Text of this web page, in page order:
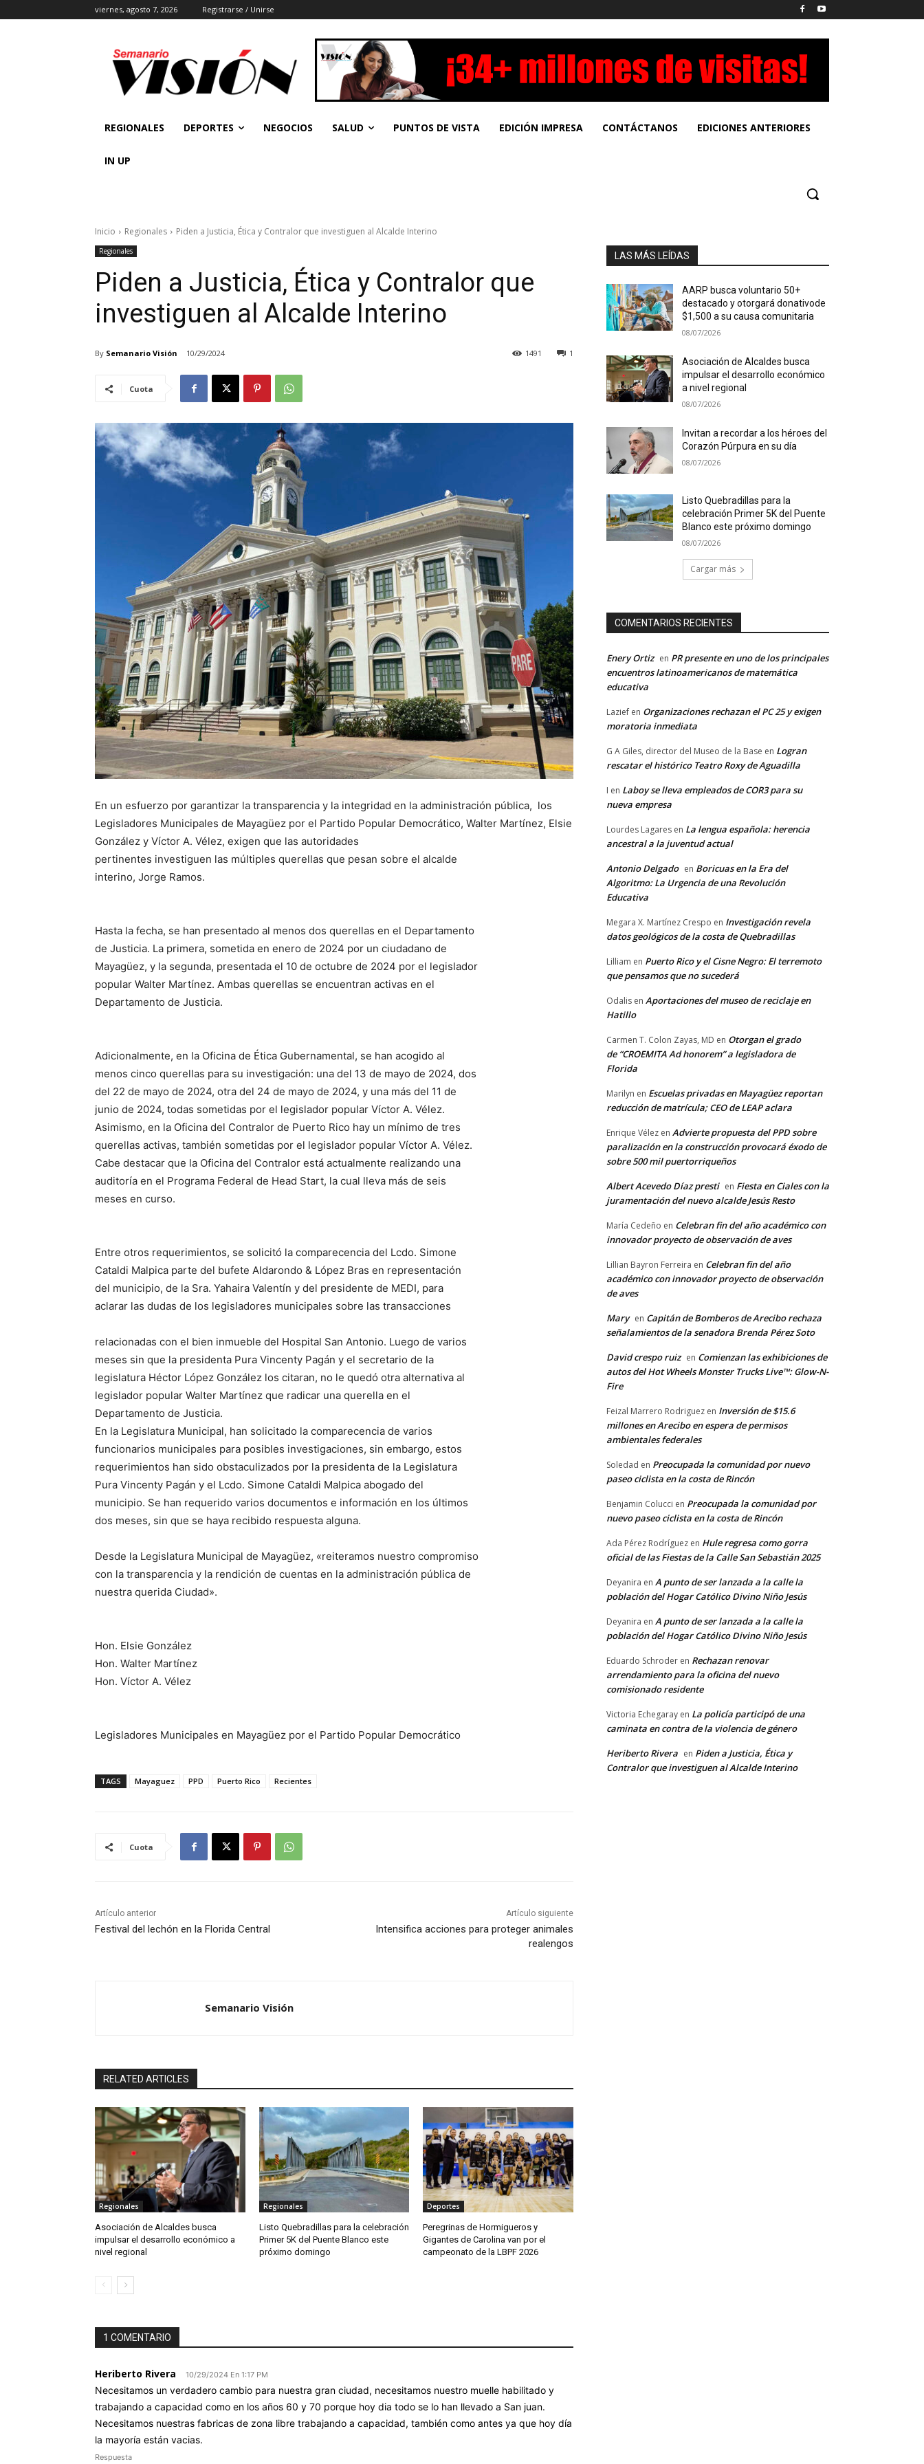
viernes, agosto 7, 2026 Registrarse / Unirse
REGIONALES DEPORTES NEGOCIOS SALUD PUNTOS DE VISTA EDICIÓN IMPRESA CONTÁCTANOS EDICIONES ANTERIORES
IN UP
Inicio Regionales Piden a Justicia, Ética y Contralor que investiguen al Alcalde Interino
Regionales
Piden a Justicia, Ética y Contralor que
investiguen al Alcalde Interino
By Semanario Visión 10/29/2024 1
1491
Cuota
En un esfuerzo por garantizar la transparencia y la integridad en la administración pública, los
Legisladores Municipales de Mayagüez por el Partido Popular Democrático, Walter Martínez, Elsie
González y Víctor A. Vélez, exigen que las autoridades
pertinentes investiguen las múltiples querellas que pesan sobre el alcalde
interino, Jorge Ramos.
Hasta la fecha, se han presentado al menos dos querellas en el Departamento
de Justicia. La primera, sometida en enero de 2024 por un ciudadano de
Mayagüez, y la segunda, presentada el 10 de octubre de 2024 por el legislador
popular Walter Martínez. Ambas querellas se encuentran activas en el
Departamento de Justicia.
Adicionalmente, en la Oficina de Ética Gubernamental, se han acogido al
menos cinco querellas para su investigación: una del 13 de mayo de 2024, dos
del 22 de mayo de 2024, otra del 24 de mayo de 2024, y una más del 11 de
junio de 2024, todas sometidas por el legislador popular Víctor A. Vélez.
Asimismo, en la Oficina del Contralor de Puerto Rico hay un mínimo de tres
querellas activas, también sometidas por el legislador popular Víctor A. Vélez.
Cabe destacar que la Oficina del Contralor está actualmente realizando una
auditoría en el Programa Federal de Head Start, la cual lleva más de seis
meses en curso.
Entre otros requerimientos, se solicitó la comparecencia del Lcdo. Simone
Cataldi Malpica parte del bufete Aldarondo & López Bras en representación
del municipio, de la Sra. Yahaira Valentín y del presidente de MEDI, para
aclarar las dudas de los legisladores municipales sobre las transacciones
relacionadas con el bien inmueble del Hospital San Antonio. Luego de varios
meses sin que la presidenta Pura Vincenty Pagán y el secretario de la
legislatura Héctor López González los citaran, no le quedó otra alternativa al
legislador popular Walter Martínez que radicar una querella en el
Departamento de Justicia.
En la Legislatura Municipal, han solicitado la comparecencia de varios
funcionarios municipales para posibles investigaciones, sin embargo, estos
requerimientos han sido obstaculizados por la presidenta de la Legislatura
Pura Vincenty Pagán y el Lcdo. Simone Cataldi Malpica abogado del
municipio. Se han requerido varios documentos e información en los últimos
dos meses, sin que se haya recibido respuesta alguna.
Desde la Legislatura Municipal de Mayagüez, «reiteramos nuestro compromiso
con la transparencia y la rendición de cuentas en la administración pública de
nuestra querida Ciudad».
Hon. Elsie González
Hon. Walter Martínez
Hon. Víctor A. Vélez
Legisladores Municipales en Mayagüez por el Partido Popular Democrático
TAGS Mayaguez PPD Puerto Rico Recientes
Cuota
Artículo anterior
Festival del lechón en la Florida Central
Artículo siguiente
Intensifica acciones para proteger animales
realengos
Semanario Visión
RELATED ARTICLES
Regionales
Asociación de Alcaldes busca
impulsar el desarrollo económico a
nivel regional
Regionales
Listo Quebradillas para la celebración
Primer 5K del Puente Blanco este
próximo domingo
Deportes
Peregrinas de Hormigueros y
Gigantes de Carolina van por el
campeonato de la LBPF 2026
1 COMENTARIO
Heriberto Rivera 10/29/2024 En 1:17 PM
Necesitamos un verdadero cambio para nuestra gran ciudad, necesitamos nuestro muelle habilitado y
trabajando a capacidad como en los años 60 y 70 porque hoy dia todo se lo han llevado a San juan.
Necesitamos nuestras fabricas de zona libre trabajando a capacidad, también como antes ya que hoy día
la mayoría están vacias.
Respuesta
LAS MÁS LEÍDAS
AARP busca voluntario 50+
destacado y otorgará donativode
$1,500 a su causa comunitaria
08/07/2026
Asociación de Alcaldes busca
impulsar el desarrollo económico
a nivel regional
08/07/2026
Invitan a recordar a los héroes del
Corazón Púrpura en su día
08/07/2026
Listo Quebradillas para la
celebración Primer 5K del Puente
Blanco este próximo domingo
08/07/2026
Cargar más
COMENTARIOS RECIENTES
Enery Ortiz en PR presente en uno de los principales
encuentros latinoamericanos de matemática
educativa
Lazief en Organizaciones rechazan el PC 25 y exigen
moratoria inmediata
G A Giles, director del Museo de la Base en Logran
rescatar el histórico Teatro Roxy de Aguadilla
I en Laboy se lleva empleados de COR3 para su
nueva empresa
Lourdes Lagares en La lengua española: herencia
ancestral a la juventud actual
Antonio Delgado en Boricuas en la Era del
Algoritmo: La Urgencia de una Revolución
Educativa
Megara X. Martínez Crespo en Investigación revela
datos geológicos de la costa de Quebradillas
Lilliam en Puerto Rico y el Cisne Negro: El terremoto
que pensamos que no sucederá
Odalis en Aportaciones del museo de reciclaje en
Hatillo
Carmen T. Colon Zayas, MD en Otorgan el grado
de “CROEMITA Ad honorem” a legisladora de
Florida
Marilyn en Escuelas privadas en Mayagüez reportan
reducción de matrícula; CEO de LEAP aclara
Enrique Vélez en Advierte propuesta del PPD sobre
paralización en la construcción provocará éxodo de
sobre 500 mil puertorriqueños
Albert Acevedo Díaz presti en Fiesta en Ciales con la
juramentación del nuevo alcalde Jesús Resto
María Cedeño en Celebran fin del año académico con
innovador proyecto de observación de aves
Lillian Bayron Ferreira en Celebran fin del año
académico con innovador proyecto de observación
de aves
Mary en Capitán de Bomberos de Arecibo rechaza
señalamientos de la senadora Brenda Pérez Soto
David crespo ruiz en Comienzan las exhibiciones de
autos del Hot Wheels Monster Trucks Live™: Glow-N-
Fire
Feizal Marrero Rodriguez en Inversión de $15.6
millones en Arecibo en espera de permisos
ambientales federales
Soledad en Preocupada la comunidad por nuevo
paseo ciclista en la costa de Rincón
Benjamin Colucci en Preocupada la comunidad por
nuevo paseo ciclista en la costa de Rincón
Ada Pérez Rodríguez en Hule regresa como gorra
oficial de las Fiestas de la Calle San Sebastián 2025
Deyanira en A punto de ser lanzada a la calle la
población del Hogar Católico Divino Niño Jesús
Deyanira en A punto de ser lanzada a la calle la
población del Hogar Católico Divino Niño Jesús
Eduardo Schroder en Rechazan renovar
arrendamiento para la oficina del nuevo
comisionado residente
Victoria Echegaray en La policía participó de una
caminata en contra de la violencia de género
Heriberto Rivera en Piden a Justicia, Ética y
Contralor que investiguen al Alcalde Interino